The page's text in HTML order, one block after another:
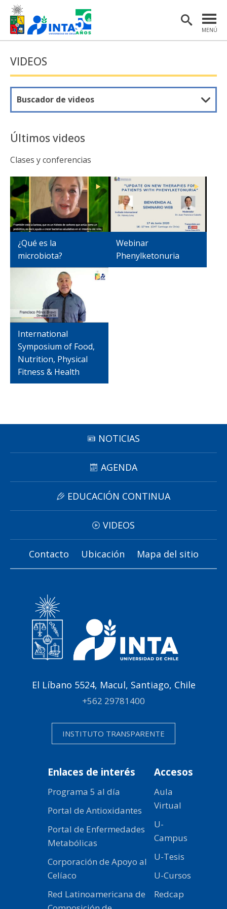
MENÚ
INSTITUTO
INVESTIGACIÓN
EXTENSIÓN Y COMUNICACIONES
MATERIAL DE INTERÉS
ENGLISH
Estudiantes
Académicas/os
Funcionarias/os
VIDEOS
Buscador de videos
Últimos videos
clases y conferencias
¿Qué es la
microbiota?
Webinar
Phenylketonuria
International
Symposium of Food,
Nutrition, Physical
Fitness & Health
NOTICIAS
AGENDA
EDUCACIÓN CONTINUA
VIDEOS
Contacto Ubicación Mapa del sitio
El Líbano 5524, Macul, Santiago, Chile
+562 29781400
INSTITUTO TRANSPARENTE
Enlaces de interés
Programa 5 al día
Portal de Antioxidantes
Portal de Enfermedades
Metabólicas
Corporación de Apoyo al
Celíaco
Red Latinoamericana de
Accesos
Aula
Virtual
U-
Campus
U-Tesis
U-Cursos
Redcap